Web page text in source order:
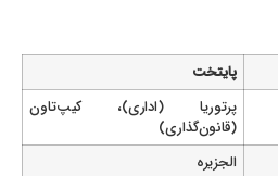
پایتخت
پرتوریا (اداری)، کیپ‌تاون
(قانون‌گذاری)
الجزیره